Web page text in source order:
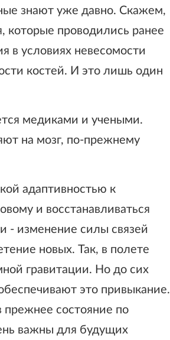
знают уже давно. Скажем,
которые проводились ранее
в условиях невесомости
костей. И это лишь один
медиками и учеными.
на мозг, по-прежнему
адаптивностью к
и восстанавливаться
- изменение силы связей
новых. Так, в полете
гравитации. Но до сих
это привыкание.
прежнее состояние по
важны для будущих